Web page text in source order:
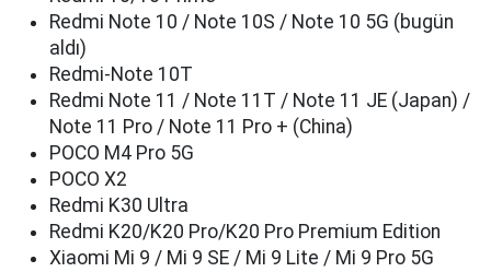
Redmi Note 10 / Note 10S / Note 10 5G (bugün
aldı)
Redmi-Note 10T
Redmi Note 11 / Note 11T / Note 11 JE (Japan) /
Note 11 Pro / Note 11 Pro + (China)
POCO M4 Pro 5G
POCO X2
Redmi K30 Ultra
Redmi K20/K20 Pro/K20 Pro Premium Edition
Xiaomi Mi 9 / Mi 9 SE / Mi 9 Lite / Mi 9 Pro 5G